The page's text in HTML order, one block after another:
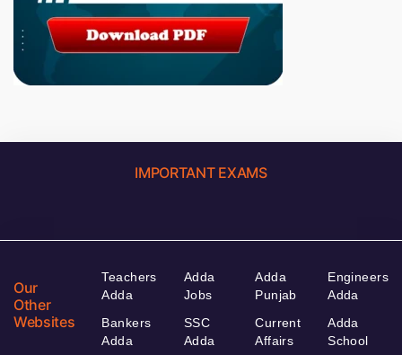
IMPORTANT EXAMS
Our
Other
Websites
Teachers
Adda
Bankers
Adda
Adda
Jobs
SSC
Adda
Adda
Punjab
Current
Affairs
Engineers
Adda
Adda
School